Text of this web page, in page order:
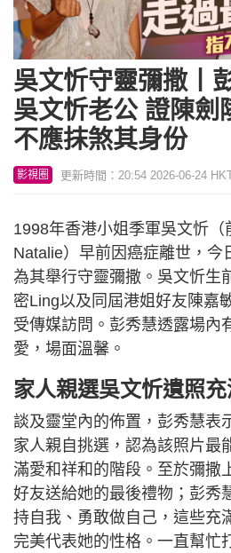
吳文忻守靈彌撒丨
吳文忻老公 證陳劍
不應抹煞其身份
影視圈 更新時間：20:54 2026-06-24
1998年香港小姐季軍吳文忻（
Natalie）早前因癌症離世，今
為其舉行守靈彌撒。吳文忻生
密Ling以及同屆港姐好友陳嘉
受傳媒訪問。彭秀慧透露場內
愛，場面溫馨。
家人親選吳文忻遺照
談及靈堂內的佈置，彭秀慧表
家人親自挑選，認為該照片最
滿愛和祥和的階段。至於彌撒
好友送給她的最後禮物；彭秀
持自我、勇敢做自己，這些充
完美代表她的性格。一直幫忙